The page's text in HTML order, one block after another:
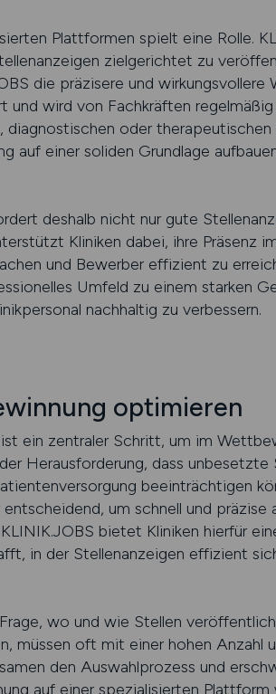
Plattformen spielt eine Rolle.
zielgerichtet zu
die präzisere und
wird von Fachkräften
oder
auf einer soliden Grundlage
deshalb nicht nur gute
Kliniken dabei, ihre Präsenz
und Bewerber effizient zu
Umfeld zu einem starken
nachhaltig zu verbessern.
optimieren
ein zentraler Schritt, um im
Herausforderung, dass
beeinträchtigen
um schnell und
bietet Kliniken hierfür
in der Stellenanzeigen effizient
wo und wie Stellen
müssen oft mit einer hohen Anzahl
den Auswahlprozess und
auf einer spezialisierten